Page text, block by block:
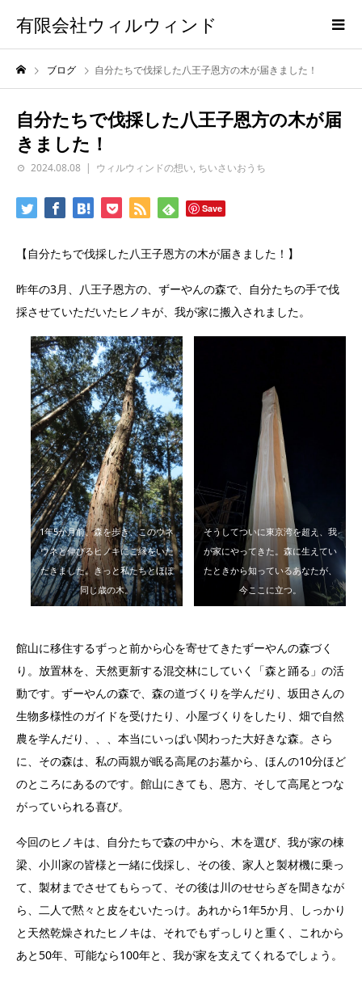
有限会社ウィルウィンド
ブログ 自分たちで伐採した八王子恩方の木が届きました！
自分たちで伐採した八王子恩方の木が届
きました！
2024.08.08 ウィルウィンドの想い, ちいさいおうち
Save
【自分たちで伐採した八王子恩方の木が届きました！】
昨年の3月、八王子恩方の、ずーやんの森で、自分たちの手で伐
採させていただいたヒノキが、我が家に搬入されました。
1年5か月前、森を歩き、このウネ
ウネと伸びるヒノキにご縁をいた
だきました。きっと私たちとほぼ
同じ歳の木。
そうしてついに東京湾を超え、我
が家にやってきた。森に生えてい
たときから知っているあなたが、
今ここに立つ。
館山に移住するずっと前から心を寄せてきたずーやんの森づく
り。放置林を、天然更新する混交林にしていく「森と踊る」の活
動です。ずーやんの森で、森の道づくりを学んだり、坂田さんの
生物多様性のガイドを受けたり、小屋づくりをしたり、畑で自然
農を学んだり、、、本当にいっぱい関わった大好きな森。さら
に、その森は、私の両親が眠る高尾のお墓から、ほんの10分ほど
のところにあるのです。館山にきても、恩方、そして高尾とつな
がっていられる喜び。
今回のヒノキは、自分たちで森の中から、木を選び、我が家の棟
梁、小川家の皆様と一緒に伐採し、その後、家人と製材機に乗っ
て、製材までさせてもらって、その後は川のせせらぎを聞きなが
ら、二人で黙々と皮をむいたっけ。あれから1年5か月、しっかり
と天然乾燥されたヒノキは、それでもずっしりと重く、これから
あと50年、可能なら100年と、我が家を支えてくれるでしょう。